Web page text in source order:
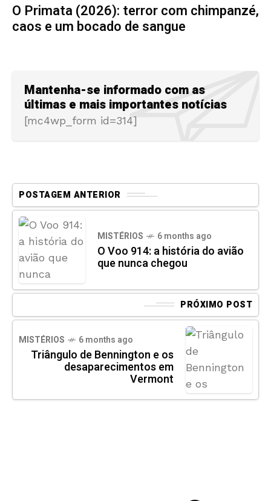
O Primata (2026): terror com chimpanzé,
caos e um bocado de sangue
Mantenha-se informado com as
últimas e mais importantes notícias
[mc4wp_form id=314]
POSTAGEM ANTERIOR
MISTÉRIOS 6 months ago
O Voo 914: a história do avião
que nunca chegou
PRÓXIMO POST
MISTÉRIOS 6 months ago
Triângulo de Bennington e os
desaparecimentos em
Vermont